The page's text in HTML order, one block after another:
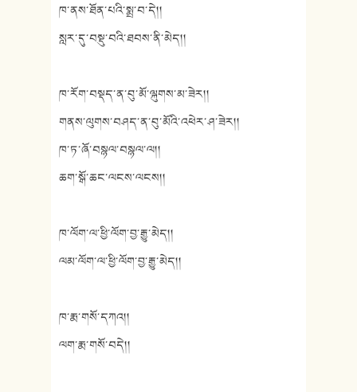
ཁ་ནས་ཐོན་པའི་སྨྲ་བ་དེ།།
སླར་དུ་བསྡུ་བའི་ཐབས་ནི་མེད།།
ཁ་རོག་བསྡད་ན་བུ་མོ་ལྐུགས་མ་ཟེར།།
གནས་ལུགས་བཤད་ན་བུ་མོའི་འཕེར་ཤ་ཟེར།།
ཁ་ཏ་ཞོ་བསྙལ་བསྙལ་ལ།།
ཆག་སྒོ་ཆང་ལངས་ལངས།།
ཁ་ལོག་ལ་ཕྱི་ལོག་བྱ་རྒྱུ་མེད།།
ལམ་ལོག་ལ་ཕྱི་ལོག་བྱ་རྒྱུ་མེད།།
ཁ་རྨ་གསོ་དཀའ།།
ལག་རྨ་གསོ་བདེ།།